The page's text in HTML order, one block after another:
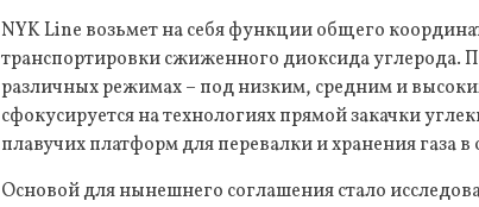
NYK Line возьмет на себя функции общего
транспортировки сжиженного диоксида углерода.
различных режимах – под низким, средним и
сфокусируется на технологиях прямой закачки
плавучих платформ для перевалки и хранения газа
Основой для нынешнего соглашения стало